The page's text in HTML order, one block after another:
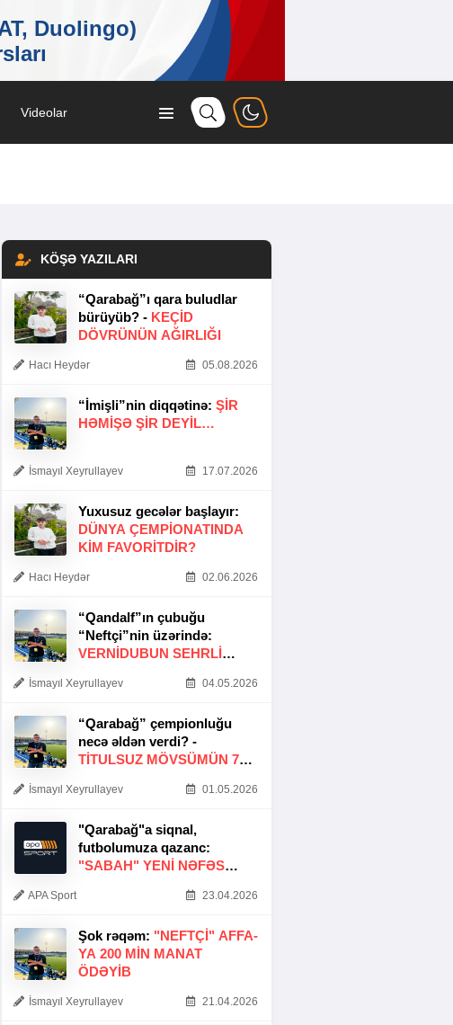
Videolar
KÖŞƏ YAZILARI
“Qarabağ”ı qara buludlar
bürüyüb? - KEÇID
DÖVRÜNÜN AĞIRLIĞI
Hacı Heydər 05.08.2026
“İmişli”nin diqqətinə: ŞIR
HƏMIŞƏ ŞIR DEYIL…
İsmayıl Xeyrullayev 17.07.2026
Yuxusuz gecələr başlayır:
DÜNYA ÇEMPIONATINDA
KIM FAVORITDIR?
Hacı Heydər 02.06.2026
“Qandalf”ın çubuğu
“Neftçi”nin üzərində:
VERNİDUBUN SEHRLİ
İsmayıl Xeyrullayev 04.05.2026
“Qarabağ” çempionluğu
necə əldən verdi? -
TITULSUZ MÖVSÜMÜN 7
İsmayıl Xeyrullayev 01.05.2026
"Qarabağ"a siqnal,
futbolumuza qazanc:
"SABAH" YENI NƏFƏS
APA Sport 23.04.2026
Şok rəqəm: "NEFTÇI" AFFA-
YA 200 MIN MANAT
ÖDƏYIB
İsmayıl Xeyrullayev 21.04.2026